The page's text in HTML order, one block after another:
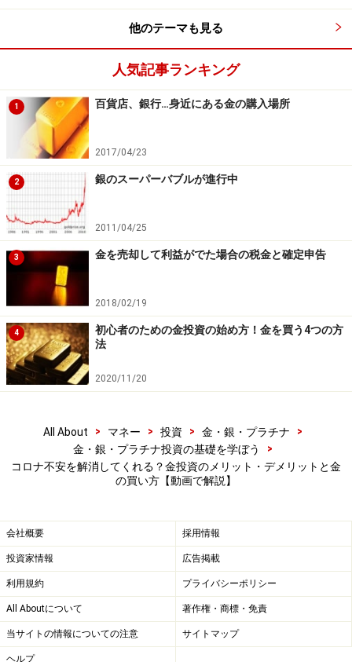
保有もできる、といったメリットがあります。その反対
に、①保有することで利息や配当は得られない、②ドル
ル円相場の影響を受ける、③現物は紛失や盗難の危険が
ある、といったデメリットがあります。
そんな投資対象としての金の特徴を踏まえたうえで、個
人投資家はどんな商品で金を保有したらいいのでしょ
う。
金投資の王道はコツコツ続ける『純金積
立』
金は株式や外貨と異なりリスクが独立している資産のた
め、ポートフォリオに組み入れると分散効果が期待でき
投資効率が改善するといわれます。しかし現在のような
上昇相場の中で、投資初心者が買いどきを見極めるのは
難しそう。そこで、選択肢になるのが『純金積立』で
「いつが買いどきかわからないというお客さまには、純
金積立をおすすめしています。一定額ずつ定期的に購入
るため、ドルコスト平均法が効いて買い付け単価を平準
化することができます。また一度に購入すると高値づか
みをしてしまう可能性がありますが、積み立てならば時
間分散によるリスク軽減効果も期待できます」と小柴さ
ん。
純金積立とは、毎月定額の金を自動的に購入する仕組
他のテーマも見る
人気記事ランキング
1 百貨店、銀行…身近にある金の購入場所
2017/04/23
2 銀のスーパーバブルが進行中
2011/04/25
3 金を売却して利益がでた場合の税金と確定申告
2018/02/19
4
初心者のための金投資の始め方！金を買う4つの方
法
2020/11/20
All About > マネー > 投資 > 金・銀・プラチナ
>
金・銀・プラチナ投資の基礎を学ぼう
>
コロナ不安を解消してくれる？金投資のメリット・デメリットと金
の買い方【動画で解説】
会社概要 採用情報
投資家情報 広告掲載
利用規約 プライバシーポリシー
All Aboutについて 著作権・商標・免責
当サイトの情報についての注意 サイトマップ
ヘルプ